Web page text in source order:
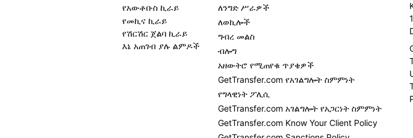
የአውቶቡስ ኪራይ
የመኪና ኪራይ
የሽርሽር ጀልባ ኪራይ
እኔ አጠገብ ያሉ ልምዶች
ለንግድ ሥራዎች
ለወኪሎች
ግብረ መልስ
ብሎግ
አዘውትሮ የሚጠየቁ ጥያቄዎች
GetTransfer.com የአገልግሎት ስምምነት
የግላዊነት ፖሊሲ
GetTransfer.com አገልግሎት የአጋርነት ስምምነት
GetTransfer.com Know Your Client Policy